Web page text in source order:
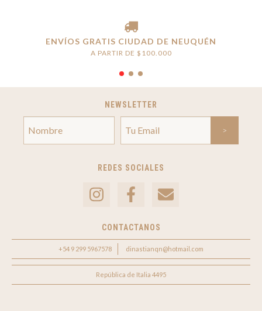
ENVÍOS GRATIS CIUDAD DE NEUQUÉN
A PARTIR DE $100.000
NEWSLETTER
REDES SOCIALES
CONTACTANOS
+54 9 299 5967578 dinastianqn@hotmail.com
República de Italia 4495